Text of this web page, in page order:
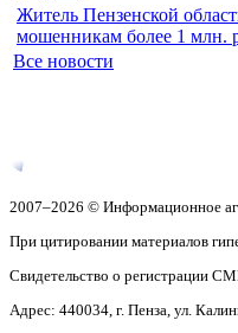
Житель Пензенской
мошенникам более 1 млн.
Все новости
2007–2026 © Информационное
При цитировании материалов
Свидетельство о регистрации
Адрес: 440034, г. Пенза, ул.